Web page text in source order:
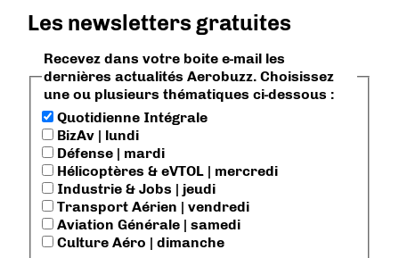
Les newsletters gratuites
Recevez dans votre boite e-mail les
dernières actualités Aerobuzz. Choisissez
une ou plusieurs thématiques ci-dessous :
Quotidienne Intégrale
BizAv | lundi
Défense | mardi
Hélicoptères & eVTOL | mercredi
Industrie & Jobs | jeudi
Transport Aérien | vendredi
Aviation Générale | samedi
Culture Aéro | dimanche